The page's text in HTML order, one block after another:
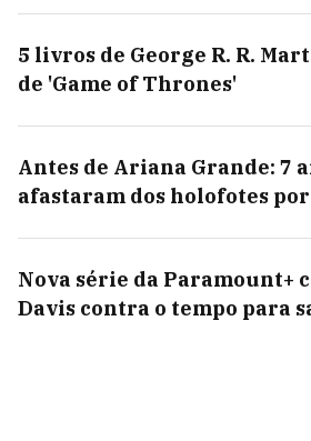
5 livros de George R. R.
de 'Game of Thrones'
Antes de Ariana Grande: 7
afastaram dos holofotes
Nova série da Paramount+
Davis contra o tempo para